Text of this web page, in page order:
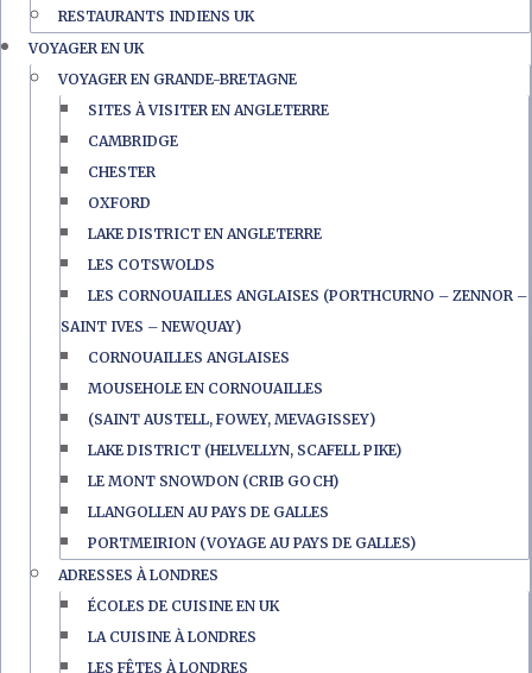
RESTAURANTS INDIENS UK
VOYAGER EN UK
VOYAGER EN GRANDE-BRETAGNE
SITES À VISITER EN ANGLETERRE
CAMBRIDGE
CHESTER
OXFORD
LAKE DISTRICT EN ANGLETERRE
LES COTSWOLDS
LES CORNOUAILLES ANGLAISES (PORTHCURNO – ZENNOR –
SAINT IVES – NEWQUAY)
CORNOUAILLES ANGLAISES
MOUSEHOLE EN CORNOUAILLES
(SAINT AUSTELL, FOWEY, MEVAGISSEY)
LAKE DISTRICT (HELVELLYN, SCAFELL PIKE)
LE MONT SNOWDON (CRIB GOCH)
LLANGOLLEN AU PAYS DE GALLES
PORTMEIRION (VOYAGE AU PAYS DE GALLES)
ADRESSES À LONDRES
ÉCOLES DE CUISINE EN UK
LA CUISINE À LONDRES
LES FÊTES À LONDRES